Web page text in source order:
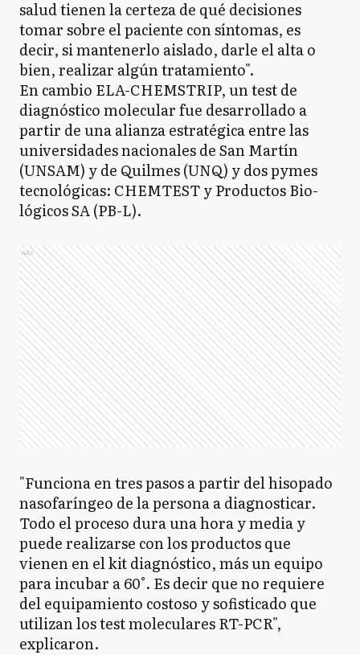
salud tienen la certeza de qué decisiones
tomar sobre el paciente con síntomas, es
decir, si mantenerlo aislado, darle el alta o
bien, realizar algún tratamiento".
En cambio ELA-CHEMSTRIP, un test de
diagnóstico molecular fue desarrollado a
partir de una alianza estratégica entre las
universidades nacionales de San Martín
(UNSAM) y de Quilmes (UNQ) y dos pymes
tecnológicas: CHEMTEST y Productos Bio-
lógicos SA (PB-L).
Ads
"Funciona en tres pasos a partir del hisopado
nasofaríngeo de la persona a diagnosticar.
Todo el proceso dura una hora y media y
puede realizarse con los productos que
vienen en el kit diagnóstico, más un equipo
para incubar a 60°. Es decir que no requiere
del equipamiento costoso y sofisticado que
utilizan los test moleculares RT-PCR",
explicaron.